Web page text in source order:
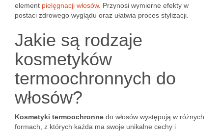
element pielęgnacji włosów. Przynosi wymierne efekty w
postaci zdrowego wyglądu oraz ułatwia proces stylizacji.
Jakie są rodzaje
kosmetyków
termoochronnych do
włosów?
Kosmetyki termoochronne do włosów występują w różnych
formach, z których każda ma swoje unikalne cechy i